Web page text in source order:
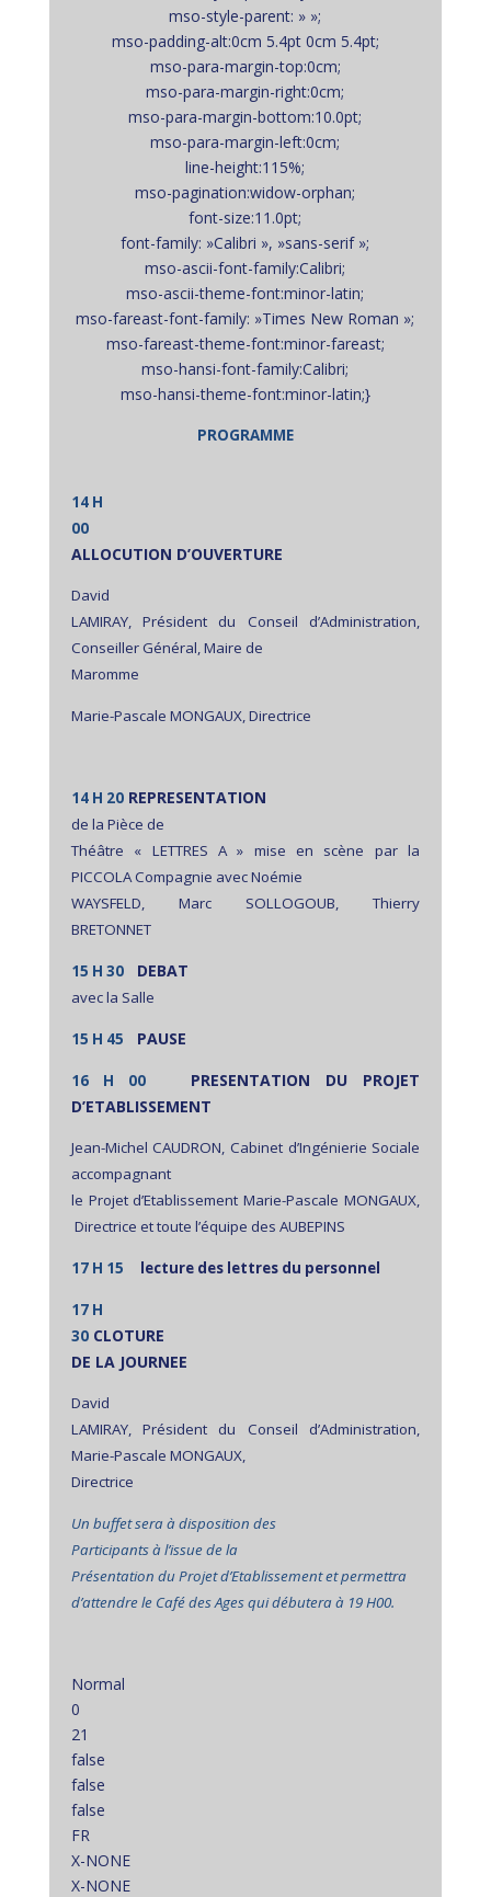
mso-style-parent: » »;
mso-padding-alt:0cm 5.4pt 0cm 5.4pt;
mso-para-margin-top:0cm;
mso-para-margin-right:0cm;
mso-para-margin-bottom:10.0pt;
mso-para-margin-left:0cm;
line-height:115%;
mso-pagination:widow-orphan;
font-size:11.0pt;
font-family: »Calibri », »sans-serif »;
mso-ascii-font-family:Calibri;
mso-ascii-theme-font:minor-latin;
mso-fareast-font-family: »Times New Roman »;
mso-fareast-theme-font:minor-fareast;
mso-hansi-font-family:Calibri;
mso-hansi-theme-font:minor-latin;}
PROGRAMME
14 H
00
ALLOCUTION D’OUVERTURE
David
LAMIRAY, Président du Conseil d’Administration,
Conseiller Général, Maire de
Maromme
Marie-Pascale MONGAUX, Directrice
14 H 20 REPRESENTATION
de la Pièce de
Théâtre « LETTRES A » mise en scène par la
PICCOLA Compagnie avec Noémie
WAYSFELD, Marc SOLLOGOUB, Thierry
BRETONNET
15 H 30 DEBAT
avec la Salle
15 H 45 PAUSE
16 H 00
PRESENTATION DU PROJET
D’ETABLISSEMENT
Jean-Michel CAUDRON, Cabinet d’Ingénierie Sociale
accompagnant
le Projet d’Etablissement Marie-Pascale MONGAUX,
Directrice et toute l’équipe des AUBEPINS
17 H 15 lecture des lettres du personnel
17 H
30 CLOTURE
DE LA JOURNEE
David
LAMIRAY, Président du Conseil d’Administration,
Marie-Pascale MONGAUX,
Directrice
Un buffet sera à disposition des
Participants à l’issue de la
Présentation du Projet d’Etablissement et permettra
d’attendre le Café des Ages qui débutera à 19 H00.
Normal
0
21
false
false
false
FR
X-NONE
X-NONE